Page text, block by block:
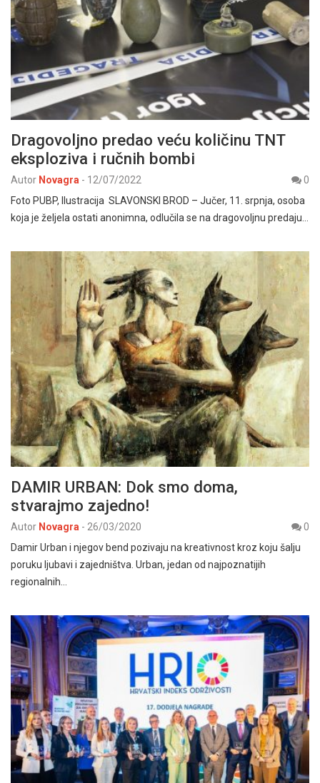
Dragovoljno predao veću količinu TNT
eksploziva i ručnih bombi
Autor Novagra - 12/07/2022
0
Foto PUBP, Ilustracija SLAVONSKI BROD – Jučer, 11. srpnja, osoba
koja je željela ostati anonimna, odlučila se na dragovoljnu predaju…
DAMIR URBAN: Dok smo doma,
stvarajmo zajedno!
Autor Novagra - 26/03/2020
0
Damir Urban i njegov bend pozivaju na kreativnost kroz koju šalju
poruku ljubavi i zajedništva. Urban, jedan od najpoznatijih
regionalnih…